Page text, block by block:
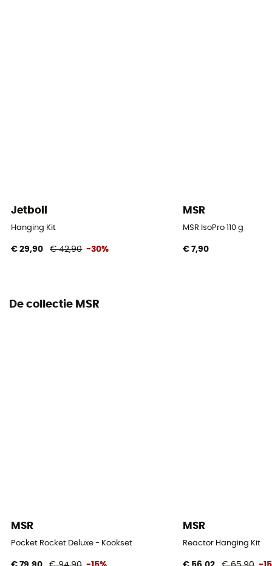
Jetboil
Hanging Kit
€ 29,90 € 42,90 -30%
MSR
MSR IsoPro 110 g
€ 7,90
De collectie MSR
MSR
Pocket Rocket Deluxe - Kookset
MSR
Reactor Hanging Kit